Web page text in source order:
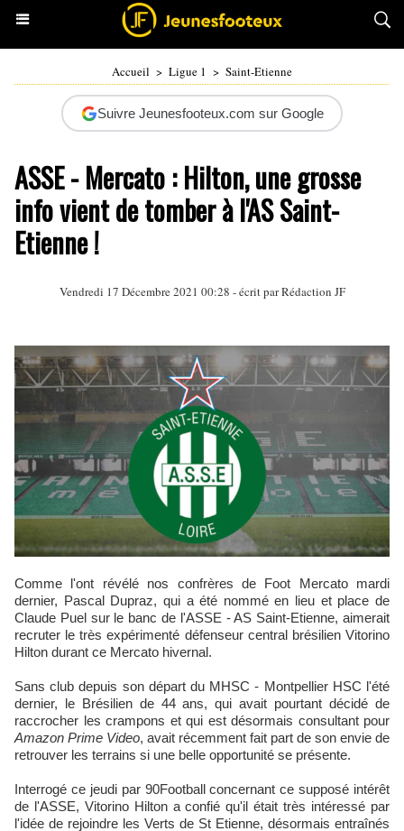
Accueil > Ligue 1 > Saint-Etienne
Suivre Jeunesfooteux.com sur Google
ASSE - Mercato : Hilton, une grosse
info vient de tomber à l'AS Saint-
Etienne !
Vendredi 17 Décembre 2021 00:28 - écrit par Rédaction JF
Comme l'ont révélé nos confrères de Foot Mercato mardi
dernier, Pascal Dupraz, qui a été nommé en lieu et place de
Claude Puel sur le banc de l'ASSE - AS Saint-Etienne, aimerait
recruter le très expérimenté défenseur central brésilien Vitorino
Hilton durant ce Mercato hivernal.
Sans club depuis son départ du MHSC - Montpellier HSC l'été
dernier, le Brésilien de 44 ans, qui avait pourtant décidé de
raccrocher les crampons et qui est désormais consultant pour
Amazon Prime Video, avait récemment fait part de son envie de
retrouver les terrains si une belle opportunité se présente.
Interrogé ce jeudi par 90Football concernant ce supposé intérêt
de l'ASSE, Vitorino Hilton a confié qu'il était très intéressé par
l'idée de rejoindre les Verts de St Etienne, désormais entraînés